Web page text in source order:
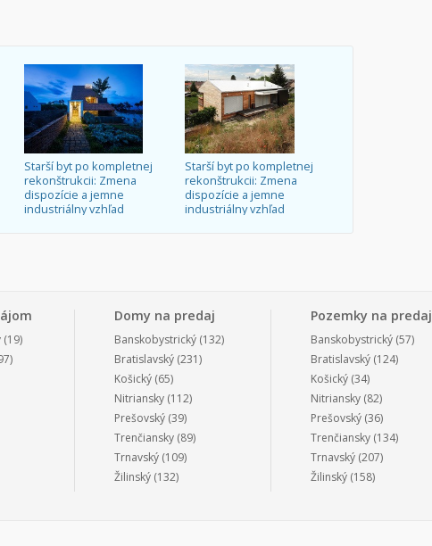
Starší byt po kompletnej
rekonštrukcii: Zmena
dispozície a jemne
industriálny vzhľad
Starší byt po kompletnej
rekonštrukcii: Zmena
dispozície a jemne
industriálny vzhľad
(19)
Domy na predaj
Banskobystrický (132)
Bratislavský (231)
Košický (65)
Nitriansky (112)
Prešovský (39)
Trenčiansky (89)
Trnavský (109)
Žilinský (132)
Pozemky na predaj
Banskobystrický(57)
Bratislavský(124)
Košický(34)
Nitriansky(82)
Prešovský(36)
Trenčiansky(134)
Trnavský(207)
Žilinský(158)